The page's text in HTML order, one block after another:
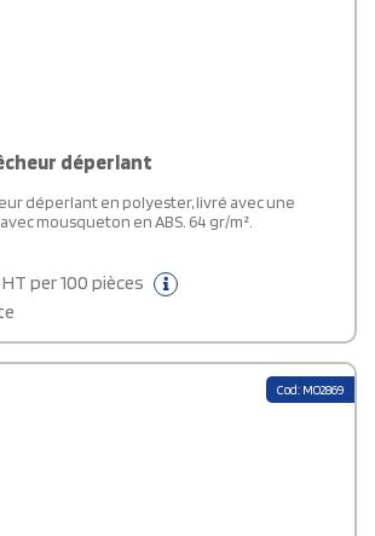
déperlant
déperlant en polyester, livré avec une
mousqueton en ABS. 64 gr/m².
per 100 pièces
Cod: MO2869